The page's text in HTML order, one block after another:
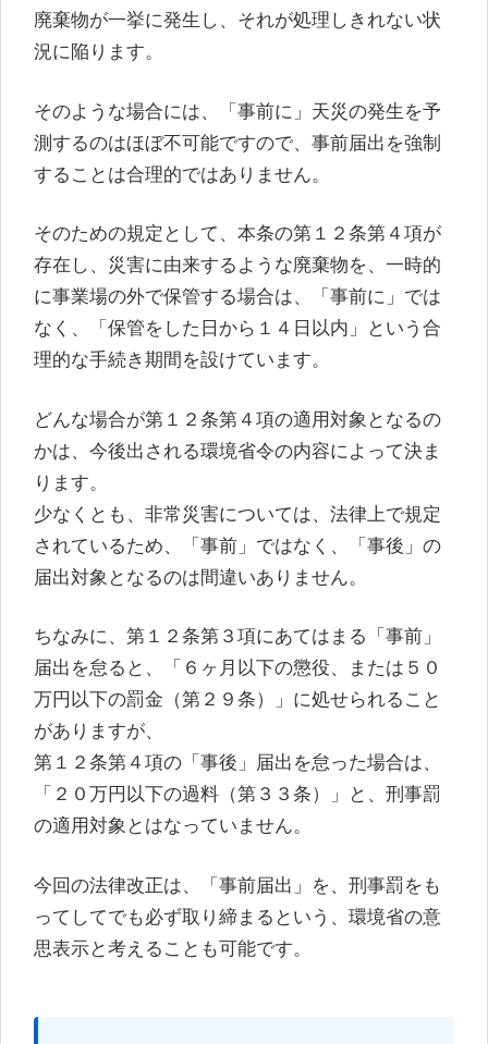
廃棄物が一挙に発生し、それが処理しきれない状
況に陥ります。
そのような場合には、「事前に」天災の発生を予
測するのはほぼ不可能ですので、事前届出を強制
することは合理的ではありません。
そのための規定として、本条の第１２条第４項が
存在し、災害に由来するような廃棄物を、一時的
に事業場の外で保管する場合は、「事前に」では
なく、「保管をした日から１４日以内」という合
理的な手続き期間を設けています。
どんな場合が第１２条第４項の適用対象となるの
かは、今後出される環境省令の内容によって決ま
ります。
少なくとも、非常災害については、法律上で規定
されているため、「事前」ではなく、「事後」の
届出対象となるのは間違いありません。
ちなみに、第１２条第３項にあてはまる「事前」
届出を怠ると、「６ヶ月以下の懲役、または５０
万円以下の罰金（第２９条）」に処せられること
がありますが、
第１２条第４項の「事後」届出を怠った場合は、
「２０万円以下の過料（第３３条）」と、刑事罰
の適用対象とはなっていません。
今回の法律改正は、「事前届出」を、刑事罰をも
ってしてでも必ず取り締まるという、環境省の意
思表示と考えることも可能です。